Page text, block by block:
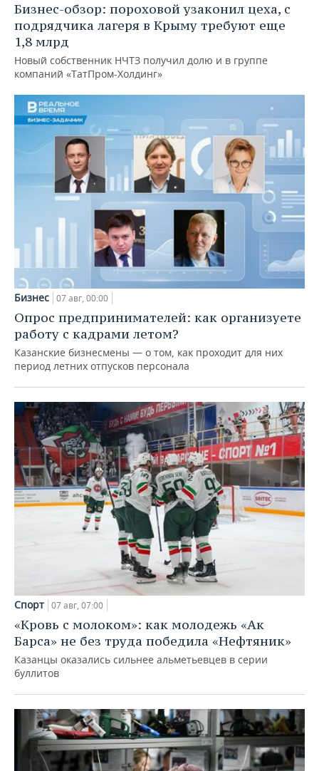
Бизнес-обзор: пороховой узаконил цеха, с
подрядчика лагеря в Крыму требуют еще
1,8 млрд
Новый собственник НЧТЗ получил долю и в группе
компаний «ТатПром-Холдинг»
Бизнес 07 авг, 00:00
Опрос предпринимателей: как организуете
работу с кадрами летом?
Казанские бизнесмены — о том, как проходит для них
период летних отпусков персонала
Спорт 07 авг, 07:00
«Кровь с молоком»: как молодежь «Ак
Барса» не без труда победила «Нефтяник»
Казанцы оказались сильнее альметьевцев в серии
буллитов